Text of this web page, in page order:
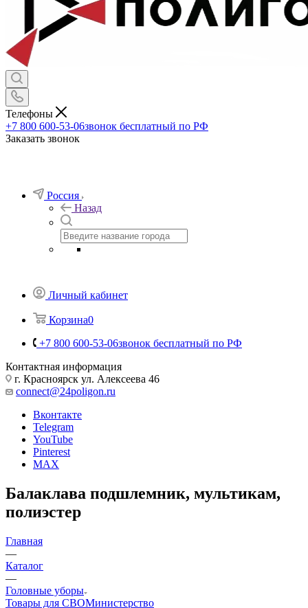
Телефоны
+7 800 600-53-06звонок бесплатный по РФ
Заказать звонок
Россия
Назад
Личный кабинет
Корзина0
+7 800 600-53-06звонок бесплатный по РФ
Контактная информация
г. Красноярск ул. Алексеева 46
connect@24poligon.ru
Вконтакте
Telegram
YouTube
Pinterest
MAX
Балаклава подшлемник, мультикам,
полиэстер
Главная
—
Каталог
—
Головные уборы
Товары для СВОМинистерство